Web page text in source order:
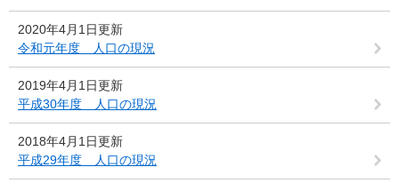
2020年4月1日更新
令和元年度 人口の現況
2019年4月1日更新
平成30年度 人口の現況
2018年4月1日更新
平成29年度 人口の現況